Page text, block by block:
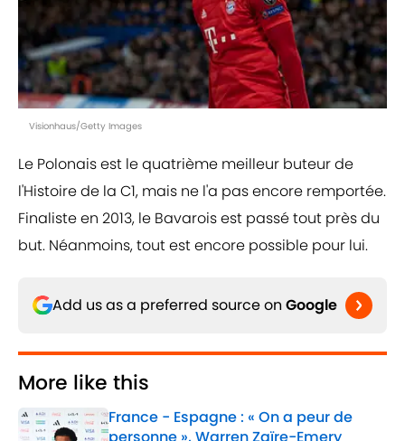
Visionhaus/Getty Images
Le Polonais est le quatrième meilleur buteur de
l'Histoire de la C1, mais ne l'a pas encore remportée.
Finaliste en 2013, le Bavarois est passé tout près du
but. Néanmoins, tout est encore possible pour lui.
Add us as a preferred source on Google
More like this
France - Espagne : « On a peur de
personne », Warren Zaïre-Emery